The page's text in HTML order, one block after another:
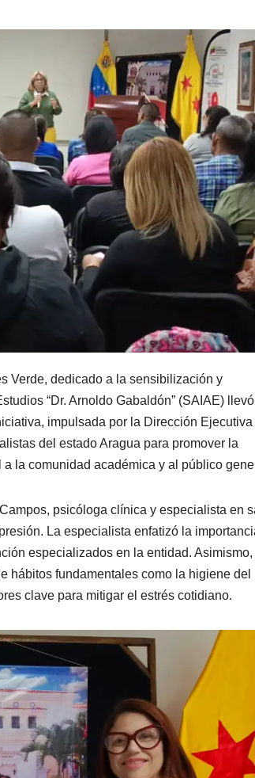
Verde, dedicado a la sensibilización y
“Dr. Arnoldo Gabaldón” (SAIAE)
impulsada por la Dirección
del estado Aragua para promover la
la comunidad académica y al público
psicóloga clínica y especialista en
La especialista enfatizó la
especializados en la entidad. Asimismo,
hábitos fundamentales como la higiene del
clave para mitigar el estrés cotidiano.